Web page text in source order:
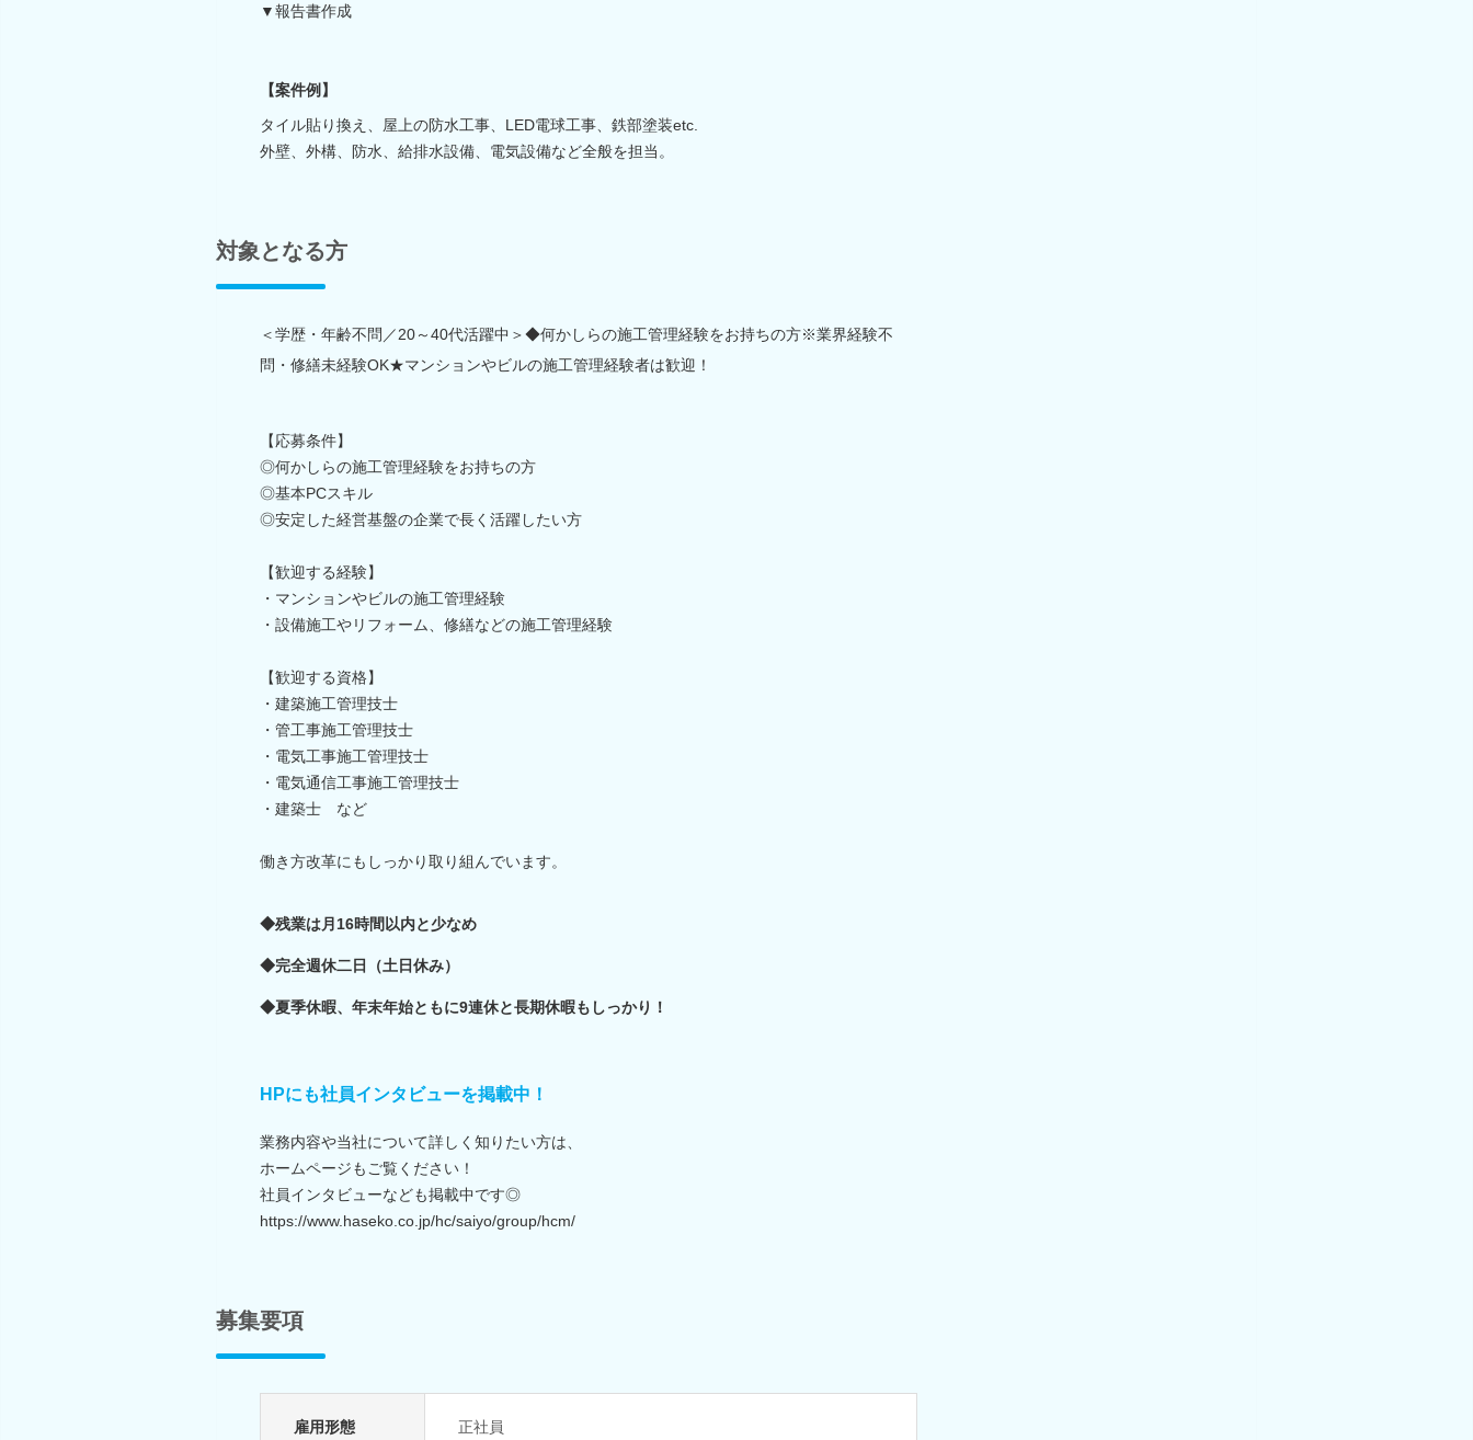
▼報告書作成
【案件例】
タイル貼り換え、屋上の防水工事、LED電球工事、鉄部塗装etc.
外壁、外構、防水、給排水設備、電気設備など全般を担当。
対象となる方
＜学歴・年齢不問／20～40代活躍中＞◆何かしらの施工管理経験をお持ちの方※業界経験不
問・修繕未経験OK★マンションやビルの施工管理経験者は歓迎！
【応募条件】
◎何かしらの施工管理経験をお持ちの方
◎基本PCスキル
◎安定した経営基盤の企業で長く活躍したい方
【歓迎する経験】
・マンションやビルの施工管理経験
・設備施工やリフォーム、修繕などの施工管理経験
【歓迎する資格】
・建築施工管理技士
・管工事施工管理技士
・電気工事施工管理技士
・電気通信工事施工管理技士
・建築士 など
働き方改革にもしっかり取り組んでいます。
◆残業は月16時間以内と少なめ
◆完全週休二日（土日休み）
◆夏季休暇、年末年始ともに9連休と長期休暇もしっかり！
HPにも社員インタビューを掲載中！
業務内容や当社について詳しく知りたい方は、
ホームページもご覧ください！
社員インタビューなども掲載中です◎
https://www.haseko.co.jp/hc/saiyo/group/hcm/
募集要項
雇用形態 正社員